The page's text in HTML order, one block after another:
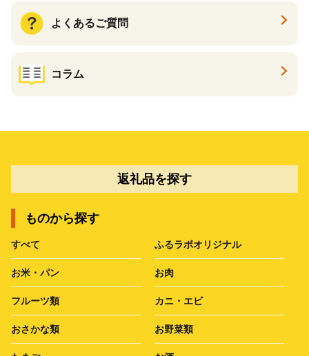
よくあるご質問
コラム
返礼品を探す
ものから探す
すべて ふるラボオリジナル
お米・パン お肉
フルーツ類 カニ・エビ
おさかな類 お野菜類